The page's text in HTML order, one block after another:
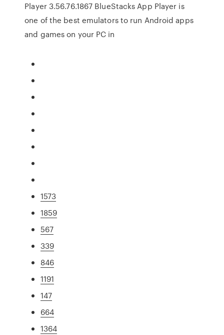
Player 3.56.76.1867 BlueStacks App Player is
one of the best emulators to run Android apps
and games on your PC in
1573
1859
567
339
846
1191
147
664
1364